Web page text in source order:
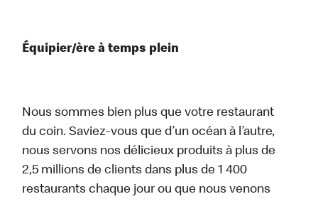
Équipier/ère à temps plein
Nous sommes bien plus que votre restaurant
du coin. Saviez-vous que d’un océan à l’autre,
nous servons nos délicieux produits à plus de
2,5 millions de clients dans plus de 1 400
restaurants chaque jour ou que nous venons